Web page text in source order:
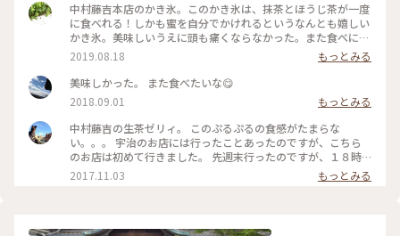
中村藤吉本店のかき氷。このかき氷は、抹茶とほうじ茶が一度
に食べれる！しかも蜜を自分でかけれるというなんとも嬉しい
かき氷。美味しいうえに頭も痛くならなかった。また食べにい
くぞ！ #旅のひととき #夏旅2019 #ひんやりスイーツ #京都 #
中村藤吉本店 #かき氷 #抹茶 #ほうじ茶
2019.08.18
もっとみる
美味しかった。 また食べたいな😋
2018.09.01
もっとみる
中村藤吉の生茶ゼリィ。 このぷるぷるの食感がたまらな
い。。。 宇治のお店には行ったことあったのですが、こちら
のお店は初めて行きました。 先週末行ったのですが、１８時
過ぎに行ったので、カフェには２０分くらいの待ち時間で入る
ことができました😊 お土産にと思っていたテイクアウトのゼ
友達はほうじ茶ゼリィを食べていましたが… このお店のほうじ
2017.11.03 もっとみる